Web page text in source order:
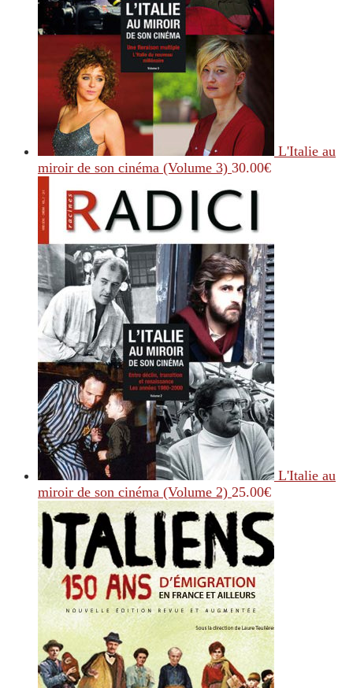
L'Italie au
miroir de son cinéma (Volume 3) 30.00€
L'Italie au
miroir de son cinéma (Volume 2) 25.00€